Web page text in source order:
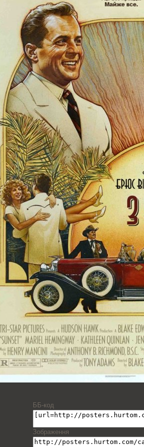
ББ-код
Зображення